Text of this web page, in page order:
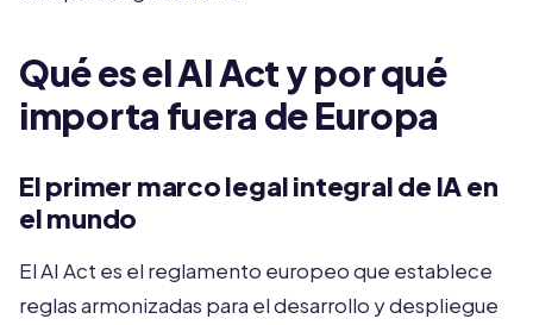
Qué es el AI Act y por qué
importa fuera de Europa
El primer marco legal integral de IA en
el mundo
El AI Act es el reglamento europeo que establece
reglas armonizadas para el desarrollo y despliegue